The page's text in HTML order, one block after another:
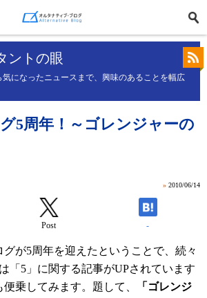
ントの眼
になったニュースまで、興味のあることを幅広
5周年！～ゴレンジャーの
» 2010/06/14
Post -
が5周年を迎えたということで、続々
「5」に関する記事がUPされています
乗してみます。題して、
「ゴレンジ